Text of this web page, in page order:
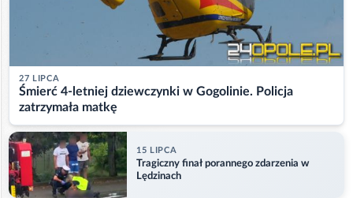
27 LIPCA
Śmierć 4-letniej dziewczynki w Gogolinie. Policja
zatrzymała matkę
15 LIPCA
Tragiczny finał porannego zdarzenia w
Lędzinach